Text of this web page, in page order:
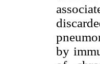
by